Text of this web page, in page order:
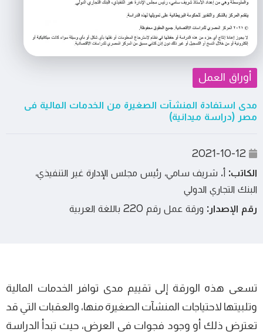
أوراق العمل
مدى استفادة المنشآت الصغيرة من الخدمات المالية فى
مصر (دراسة ميدانية)
الكاتب: أ. شريف سامي، رئيس مجلس الإدارة غير التنفيذي،
البنك التجاري الدولي
رقم الإصدار: ورقة عمل رقم 220 باللغة العربية
تسعى هذه الورقة إلى تقييم مدى توافر الخدمات المالية
وتلبيتها لاحتياجات المنشآت الصغيرة منها، والعقبات التي قد
تعترض ذلك أو وجود فجوات في العرض، حيث تبدأ الدراسة